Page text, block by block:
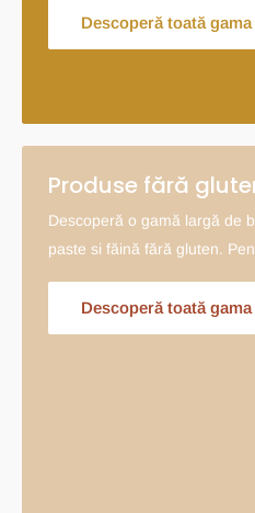
Descoperă toată gama
Produse fără
Descoperă o gamă largă de
paste si făină fără gluten.
Descoperă toată gama